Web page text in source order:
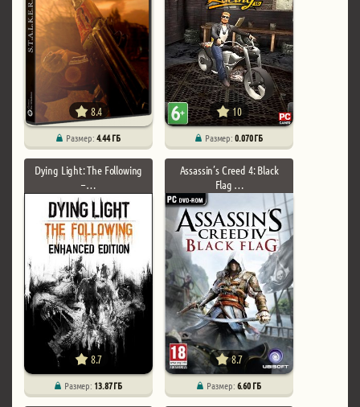
8.4
Размер:4.44 ГБ
10
Размер:0.070 ГБ
Dying Light: The Following
– …
8.7
Размер: 13.87 ГБ
Assassin’s Creed 4: Black
Flag …
8.7
Размер:6.60 ГБ